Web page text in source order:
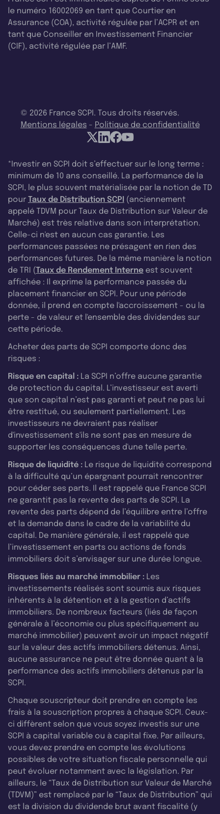
le numéro 16002069 en tant que Courtier en
Assurance (COA), activité régulée par l’ACPR et en
tant que Conseiller en Investissement Financier
(CIF), activité régulée par l’AMF.
© 2026 France SCPI. Tous droits réservés.
Mentions légales - Politique de confidentialité
*Investir en SCPI doit s’effectuer sur le long terme :
minimum de 10 ans conseillé. La performance de la
SCPI, le plus souvent matérialisée par la notion de TD
pour Taux de Distribution SCPI (anciennement
appelé TDVM pour Taux de Distribution sur Valeur de
Marché) est très relative dans son interprétation.
Celle-ci n'est en aucun cas garantie. Les
performances passées ne présagent en rien des
performances futures. De la même manière la notion
de TRI (Taux de Rendement Interne est souvent
affichée : Il exprime la performance passée du
placement financier en SCPI. Pour une période
donnée, il prend en compte l'accroissement - ou la
perte - de valeur et l'ensemble des dividendes sur
cette période.
Acheter des parts de SCPI comporte donc des
risques :
Risque en capital : La SCPI n’offre aucune garantie
de protection du capital. L’investisseur est averti
que son capital n’est pas garanti et peut ne pas lui
être restitué, ou seulement partiellement. Les
investisseurs ne devraient pas réaliser
d'investissement s'ils ne sont pas en mesure de
supporter les conséquences d'une telle perte.
Risque de liquidité : Le risque de liquidité correspond
à la difficulté qu’un épargnant pourrait rencontrer
pour céder ses parts. Il est rappelé que France SCPI
ne garantit pas la revente des parts de SCPI. La
revente des parts dépend de l’équilibre entre l’offre
et la demande dans le cadre de la variabilité du
capital. De manière générale, il est rappelé que
l’investissement en parts ou actions de fonds
immobiliers doit s’envisager sur une durée longue.
Risques liés au marché immobilier : Les
investissements réalisés sont soumis aux risques
inhérents à la détention et à la gestion d’actifs
immobiliers. De nombreux facteurs (liés de façon
générale à l’économie ou plus spécifiquement au
marché immobilier) peuvent avoir un impact négatif
sur la valeur des actifs immobiliers détenus. Ainsi,
aucune assurance ne peut être donnée quant à la
performance des actifs immobiliers détenus par la
SCPI.
Chaque souscripteur doit prendre en compte les
frais à la souscription propres à chaque SCPI. Ceux-
ci diffèrent selon que vous soyez investis sur une
SCPI à capital variable ou à capital fixe. Par ailleurs,
vous devez prendre en compte les évolutions
possibles de votre situation fiscale personnelle qui
peut évoluer notamment avec la législation. Par
ailleurs, le “Taux de Distribution sur Valeur de Marché
(TDVM)” est remplacé par le “Taux de Distribution” qui
est la division du dividende brut avant fiscalité (y